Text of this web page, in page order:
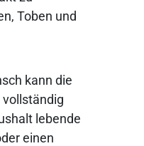
Toben und
kann die
lebende
einen